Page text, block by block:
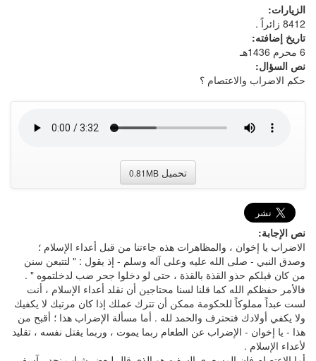
الزيارات:
8412 زائراً .
تاريخ إضافته:
6 محرم 1436هـ
نص السؤال:
حكم الاضراب والاعتصام ؟
تحميل 0.81MB
نص الإجابة:
الاضراب يا إخوان ، والمظاهرات هذه جاءتنا من قبل أعداء الإسلام ؛
وصدق النبي - صلى الله عليه وعلى آله وسلم - إذ يقول : " لتتبعن سنن
من كان قبلكم حذو القذة بالقذة ، حتى لو دخلوا جحر ضب لدخلتموه " .
فالأمر حفظكم الله كما قلنا لسنا محتاجين أن نقلد أعداء الإسلام ، أنت
لست عبداً مملوكاً للحكومة ممكن أن تترك عملك إذا كان مرتبك لا يكفيك
ولا يكفي أولادك فتحترف والحمد لله . أما مسألة الإضراب هذا ؛ أقبح من
هذا - يا إخوان - الإضراب عن الطعام ربما يموت ، وربما يقتل نفسه ، تقليد
لأعداء الإسلام .